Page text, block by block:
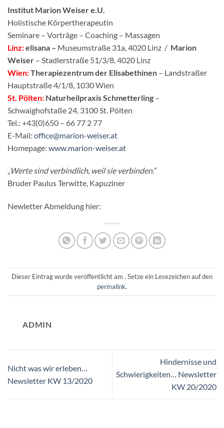
Institut Marion Weiser e.U.
Holistische Körpertherapeutin
Seminare – Vorträge – Coaching – Massagen
Linz:elisana – Museumstraße 31a, 4020 Linz / Marion
Weiser – Stadlerstraße 51/3/8, 4020 Linz
Wien:Therapiezentrum der Elisabethinen – Landstraßer
Hauptstraße 4/1/8, 1030 Wien
St. Pölten: Naturheilpraxis Schmetterling –
Schwaighofstaße 24, 3100 St. Pölten
Tel.: +43(0)650 – 66 77 2 77
E-Mail: office@marion-weiser.at
Homepage: www.marion-weiser.at
„Werte sind verbindlich, weil sie verbinden.“
Bruder Paulus Terwitte, Kapuziner
Newletter Abmeldung hier:
Dieser Eintrag wurde veröffentlicht am . Setze ein Lesezeichen auf den
permalink.
ADMIN
Nicht was wir erleben…
Newsletter KW 13/2020
Hindernisse und
Schwierigkeiten… Newsletter
KW 20/2020